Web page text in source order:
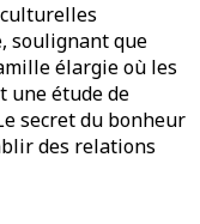
soulignant que
élargie où les
une étude de
secret du bonheur
des relations